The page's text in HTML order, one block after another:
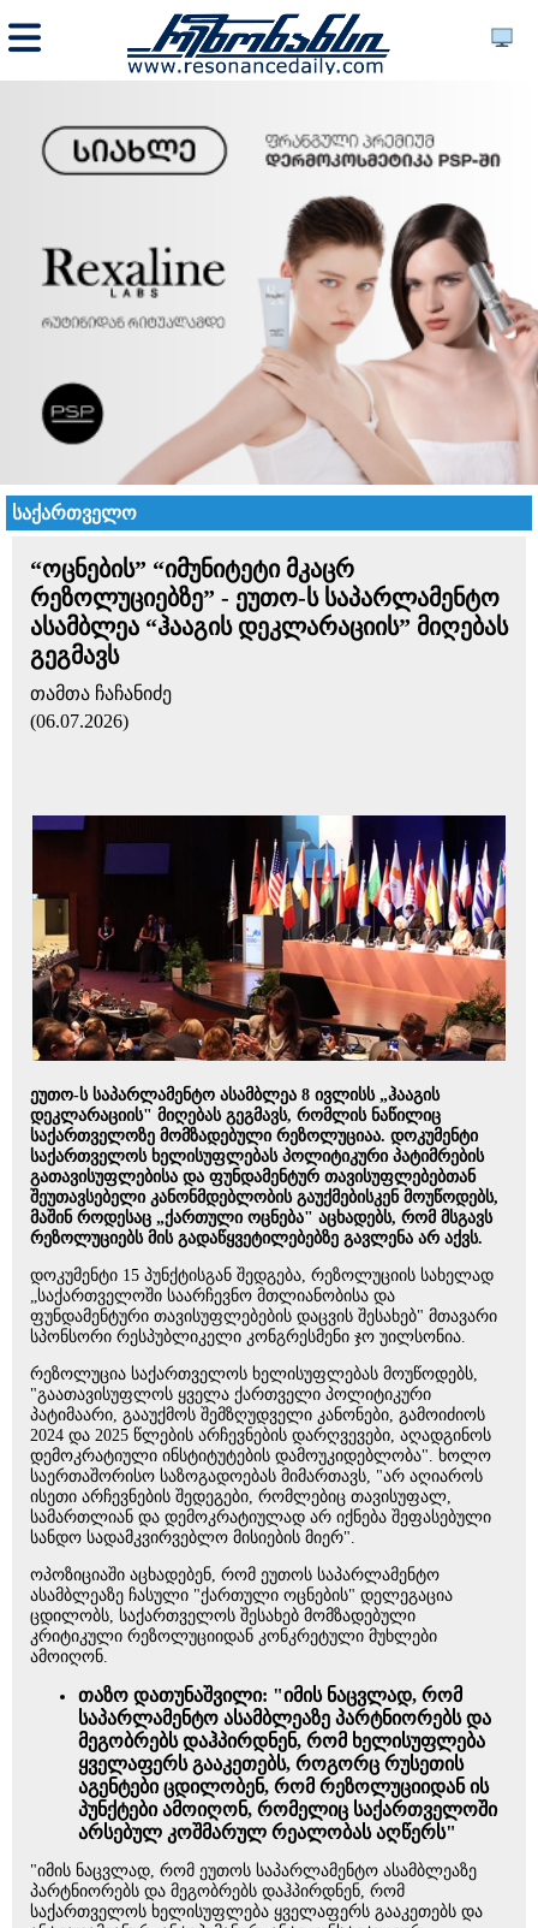
საქართველო
“ოცნების” “იმუნიტეტი მკაცრ
რეზოლუციებზე” - ეუთო-ს საპარლამენტო
ასამბლეა “ჰააგის დეკლარაციის” მიღებას
გეგმავს
თამთა ჩაჩანიძე
(06.07.2026)
ეუთო-ს საპარლამენტო ასამბლეა 8 ივლისს „ჰააგის
დეკლარაციის" მიღებას გეგმავს, რომლის ნაწილიც
საქართველოზე მომზადებული რეზოლუციაა. დოკუმენტი
საქართველოს ხელისუფლებას პოლიტიკური პატიმრების
გათავისუფლებისა და ფუნდამენტურ თავისუფლებებთან
შეუთავსებელი კანონმდებლობის გაუქმებისკენ მოუწოდებს,
მაშინ როდესაც „ქართული ოცნება" აცხადებს, რომ მსგავს
რეზოლუციებს მის გადაწყვეტილებებზე გავლენა არ აქვს.
დოკუმენტი 15 პუნქტისგან შედგება, რეზოლუციის სახელად
„საქართველოში საარჩევნო მთლიანობისა და
ფუნდამენტური თავისუფლებების დაცვის შესახებ" მთავარი
სპონსორი რესპუბლიკელი კონგრესმენი ჯო უილსონია.
რეზოლუცია საქართველოს ხელისუფლებას მოუწოდებს,
"გაათავისუფლოს ყველა ქართველი პოლიტიკური
პატიმაარი, გააუქმოს შემზღუდველი კანონები, გამოიძიოს
2024 და 2025 წლების არჩევნების დარღვევები, აღადგინოს
დემოკრატიული ინსტიტუტების დამოუკიდებლობა". ხოლო
საერთაშორისო საზოგადოებას მიმართავს, "არ აღიაროს
ისეთი არჩევნების შედეგები, რომლებიც თავისუფალ,
სამართლიან და დემოკრატიულად არ იქნება შეფასებული
სანდო სადამკვირვებლო მისიების მიერ".
ოპოზიციაში აცხადებენ, რომ ეუთოს საპარლამენტო
ასამბლეაზე ჩასული "ქართული ოცნების" დელეგაცია
ცდილობს, საქართველოს შესახებ მომზადებული
კრიტიკული რეზოლუციიდან კონკრეტული მუხლები
ამოიღონ.
თაზო დათუნაშვილი: "იმის ნაცვლად, რომ
საპარლამენტო ასამბლეაზე პარტნიორებს და
მეგობრებს დაჰპირდნენ, რომ ხელისუფლება
ყველაფერს გააკეთებს, როგორც რუსეთის
აგენტები ცდილობენ, რომ რეზოლუციიდან ის
პუნქტები ამოიღონ, რომელიც საქართველოში
არსებულ კოშმარულ რეალობას აღწერს"
"იმის ნაცვლად, რომ ეუთოს საპარლამენტო ასამბლეაზე
პარტნიორებს და მეგობრებს დაჰპირდნენ, რომ
საქართველოს ხელისუფლება ყველაფერს გააკეთებს და